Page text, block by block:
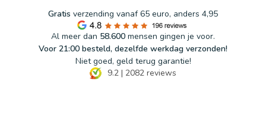
Gratis verzending vanaf 65 euro, anders 4,95
Al meer dan 58.600 mensen gingen je voor.
Voor 21:00 besteld, dezelfde werkdag verzonden!
Niet goed, geld terug garantie!
9.2 | 2082 reviews